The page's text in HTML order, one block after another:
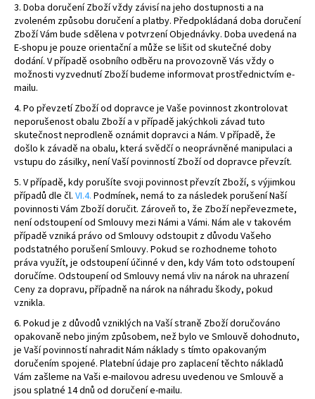
3. Doba doručení Zboží vždy závisí na jeho dostupnosti a na
zvoleném způsobu doručení a platby. Předpokládaná doba doručení
Zboží Vám bude sdělena v potvrzení Objednávky. Doba uvedená na
E-shopu je pouze orientační a může se lišit od skutečné doby
dodání. V případě osobního odběru na provozovně Vás vždy o
možnosti vyzvednutí Zboží budeme informovat prostřednictvím e-
mailu.
4. Po převzetí Zboží od dopravce je Vaše povinnost zkontrolovat
neporušenost obalu Zboží a v případě jakýchkoli závad tuto
skutečnost neprodleně oznámit dopravci a Nám. V případě, že
došlo k závadě na obalu, která svědčí o neoprávněné manipulaci a
vstupu do zásilky, není Vaší povinností Zboží od dopravce převzít.
5. V případě, kdy porušíte svoji povinnost převzít Zboží, s výjimkou
případů dle čl. VI.4. Podmínek, nemá to za následek porušení Naší
povinnosti Vám Zboží doručit. Zároveň to, že Zboží nepřevezmete,
není odstoupení od Smlouvy mezi Námi a Vámi. Nám ale v takovém
případě vzniká právo od Smlouvy odstoupit z důvodu Vašeho
podstatného porušení Smlouvy. Pokud se rozhodneme tohoto
práva využít, je odstoupení účinné v den, kdy Vám toto odstoupení
doručíme. Odstoupení od Smlouvy nemá vliv na nárok na uhrazení
Ceny za dopravu, případně na nárok na náhradu škody, pokud
vznikla.
6. Pokud je z důvodů vzniklých na Vaší straně Zboží doručováno
opakovaně nebo jiným způsobem, než bylo ve Smlouvě dohodnuto,
je Vaší povinností nahradit Nám náklady s tímto opakovaným
doručením spojené. Platební údaje pro zaplacení těchto nákladů
Vám zašleme na Vaši e-mailovou adresu uvedenou ve Smlouvě a
jsou splatné 14 dnů od doručení e-mailu.